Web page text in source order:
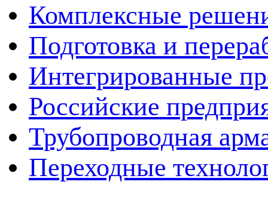
Комплексные
Подготовка и
Интегрированные
Российские
Трубопроводная
Переходные